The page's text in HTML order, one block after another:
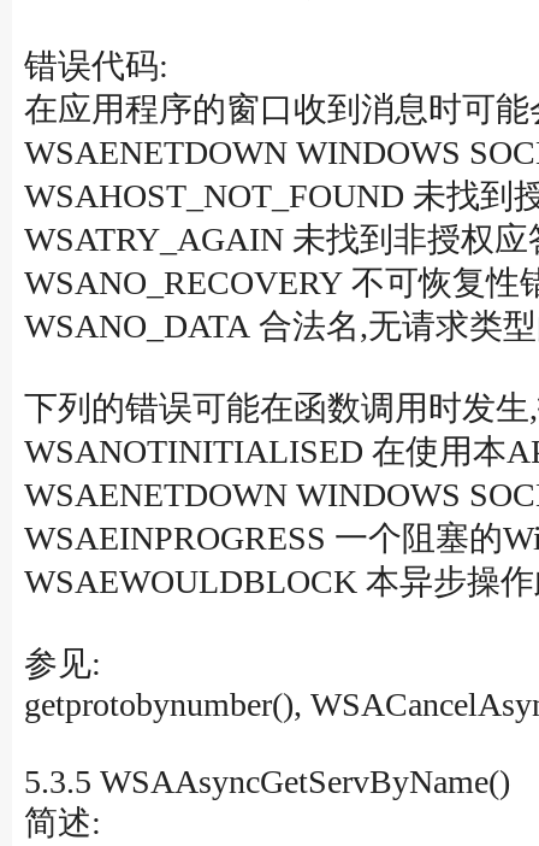
错误代码:
在应用程序的窗口收到消息时可
WSAENETDOWN WINDOWS
WSAHOST_NOT_FOUND 未找到
WSATRY_AGAIN 未找到非授权
WSANO_RECOVERY 不可恢复性
WSANO_DATA 合法名,无请求类
下列的错误可能在函数调用时发
WSANOTINITIALISED 在使用本
WSAENETDOWN WINDOWS
WSAEINPROGRESS 一个阻塞的
WSAEWOULDBLOCK 本异步操
参见:
getprotobynumber(),
5.3.5 WSAAsyncGetServByName()
简述: